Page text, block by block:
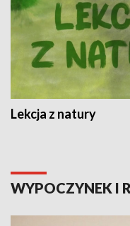
Lekcja z natury
WYPOCZYNEK I